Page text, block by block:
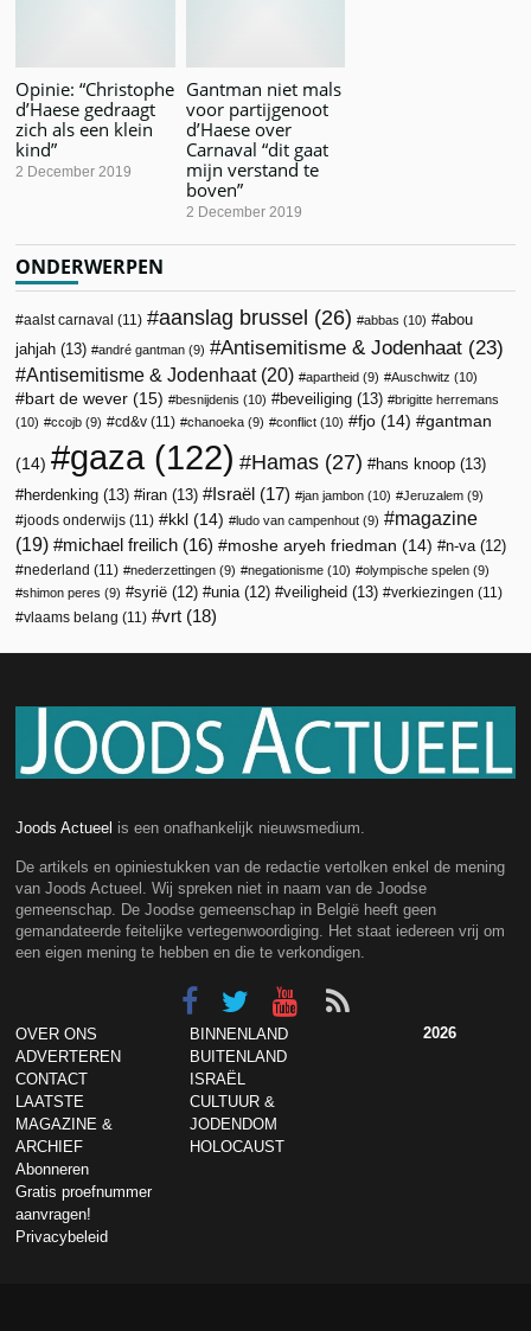
Opinie: “Christophe
d’Haese gedraagt
zich als een klein
kind”
2 December 2019
Gantman niet mals
voor partijgenoot
d’Haese over
Carnaval “dit gaat
mijn verstand te
boven”
2 December 2019
ONDERWERPEN
aalst carnaval (11) aanslag brussel (26) abbas (10)
abou
jahjah (13) andré gantman (9) Antisemitisme & Jodenhaat (23)
Antisemitisme & Jodenhaat(20) apartheid (9) Auschwitz (10)
bart de wever (15) besnijdenis (10) beveiliging (13)
brigitte herremans
(10)
ccojb (9) cd&v (11) chanoeka (9) conflict (10) fjo (14) gantman
(14) gaza(122) Hamas (27) hans knoop (13)
herdenking (13) iran (13) Israël (17) jan jambon (10) Jeruzalem (9)
joods onderwijs (11) kkl (14) ludo van campenhout (9)
magazine
(19)
michael freilich (16) moshe aryeh friedman (14) n-va(12)
nederland (11) nederzettingen (9) negationisme (10) olympische spelen (9)
shimon peres (9) syrië (12) unia(12) veiligheid (13) verkiezingen (11)
vlaams belang (11) vrt (18)
Joods Actueel is een onafhankelijk nieuwsmedium.
De artikels en opiniestukken van de redactie vertolken enkel de mening
van Joods Actueel. Wij spreken niet in naam van de Joodse
gemeenschap. De Joodse gemeenschap in België heeft geen
gemandateerde feitelijke vertegenwoordiging. Het staat iedereen vrij om
een eigen mening te hebben en die te verkondigen.
OVER ONS
ADVERTEREN
CONTACT
LAATSTE
MAGAZINE &
ARCHIEF
Abonneren
Gratis proefnummer
aanvragen!
Privacybeleid
BINNENLAND
BUITENLAND
ISRAËL
CULTUUR &
JODENDOM
HOLOCAUST
2026